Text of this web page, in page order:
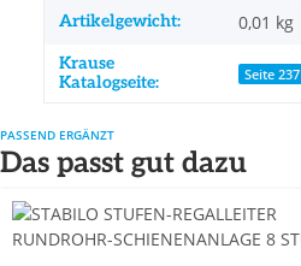
Artikelgewicht: 0,01 kg
Krause
Katalogseite:
Seite 237
PASSEND ERGÄNZT
Das passt gut dazu